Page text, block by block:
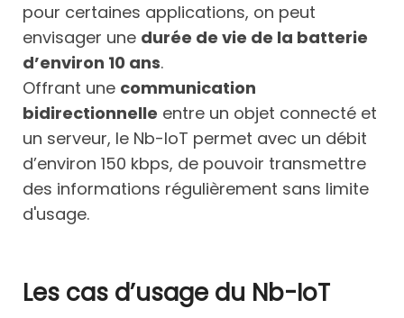
pour certaines applications, on peut
envisager une durée de vie de la batterie
d’environ 10 ans.
Offrant une communication
bidirectionnelle entre un objet connecté et
un serveur, le Nb-IoT permet avec un débit
d’environ 150 kbps, de pouvoir transmettre
des informations régulièrement sans limite
d'usage.
Les cas d’usage du Nb-IoT